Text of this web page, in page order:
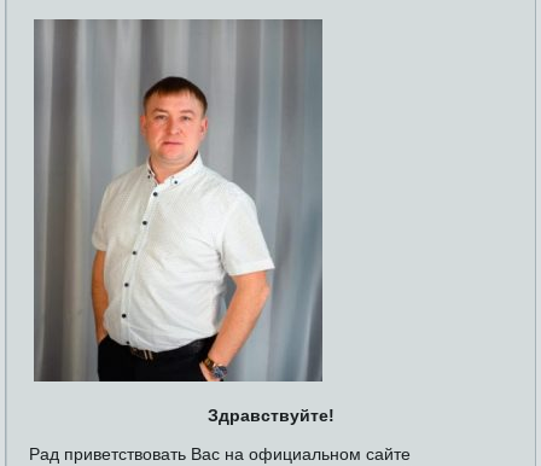
Здравствуйте!
Рад приветствовать Вас на официальном сайте